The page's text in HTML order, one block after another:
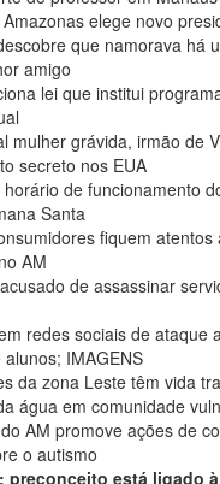
elege novo
que namorava há
amigo
lei que institui
mulher grávida, irmão de
secreto nos EUA
de funcionamento
Santa
fiquem atentos
AM
de assassinar
redes sociais de ataque
IMAGENS
da zona Leste têm vida
água em comunidade
AM promove ações de
o autismo
preconceito está ligado